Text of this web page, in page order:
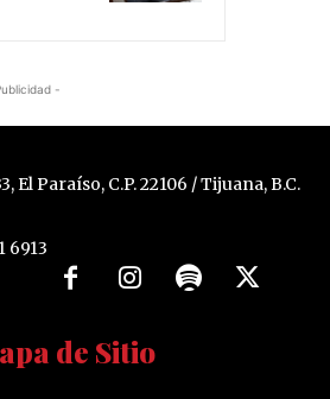
-
El Paraíso, C.P. 22106 / Tijuana, B.C.
6913
de Sitio